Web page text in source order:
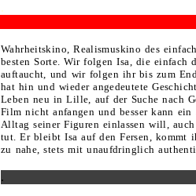
.
Wahrheitskino, Realismuskino des
besten Sorte. Wir folgen Isa, die
auftaucht, und wir folgen ihr bis zum
hat hin und wieder angedeutete
Leben neu in Lille, auf der Suche nach
Film nicht anfangen und besser kann
Alltag seiner Figuren einlassen will,
tut. Er bleibt Isa auf den Fersen, kommt
zu nahe, stets mit unaufdringlich
.